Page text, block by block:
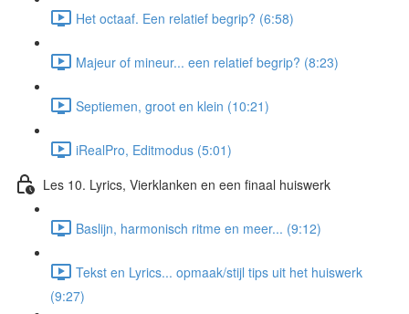
Het octaaf. Een relatief begrip? (6:58)
Majeur of mineur... een relatief begrip? (8:23)
Septiemen, groot en klein (10:21)
iRealPro, Editmodus (5:01)
Les 10. Lyrics, Vierklanken en een finaal huiswerk
Baslijn, harmonisch ritme en meer... (9:12)
Tekst en Lyrics... opmaak/stijl tips uit het huiswerk
(9:27)